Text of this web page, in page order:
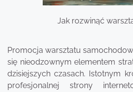
Jak rozwinąć
Promocja warsztatu
się nieodzownym elementem
dzisiejszych czasach. Istotnym
profesjonalnej strony